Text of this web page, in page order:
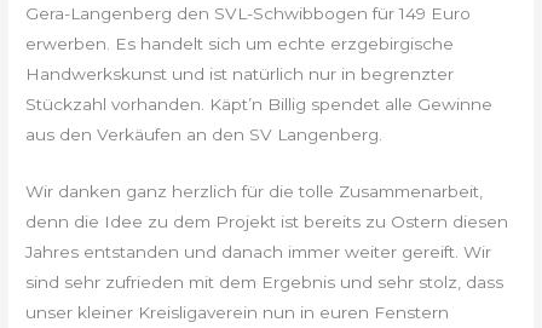
Gera-Langenberg den SVL-Schwibbogen für 149 Euro
erwerben. Es handelt sich um echte erzgebirgische
Handwerkskunst und ist natürlich nur in begrenzter
Stückzahl vorhanden. Käpt’n Billig spendet alle Gewinne
aus den Verkäufen an den SV Langenberg.
Wir danken ganz herzlich für die tolle Zusammenarbeit,
denn die Idee zu dem Projekt ist bereits zu Ostern diesen
Jahres entstanden und danach immer weiter gereift. Wir
sind sehr zufrieden mit dem Ergebnis und sehr stolz, dass
unser kleiner Kreisligaverein nun in euren Fenstern